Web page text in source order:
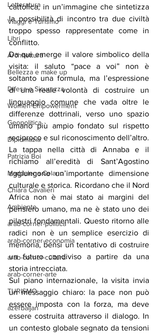
Letteratura
Viaggi e Turismo
Libri
Architettura
Bellezza e make up
Difesa e Sicurezza
Women Empowerment
Geopolitica
Diplomazia
Patrizia Boi
Maddalena Celano
Chiara Cavalieri
Ambiente
arab-corner-politica
arab-corner-economia
arab-corner-cultura
arab-corner-arte
TURISMO
azerbaijan
cattolica, in un’immagine che sintetizza
la possibilità di incontro tra due civiltà
troppo spesso rappresentate come in
conflitto.
Da qui emerge il valore simbolico della
visita: il saluto “pace a voi” non è
soltanto una formula, ma l’espressione
di una reale volontà di costruire un
linguaggio comune che vada oltre le
differenze dottrinali, verso uno spazio
umano più ampio fondato sul rispetto
reciproco e sul riconoscimento dell’altro.
La tappa nella città di Annaba e il
richiamo all’eredità di Sant’Agostino
aggiungono un’importante dimensione
culturale e storica. Ricordano che il Nord
Africa non è mai stato ai margini del
pensiero umano, ma ne è stato uno dei
pilastri fondamentali. Questo ritorno alle
radici non è un semplice esercizio di
memoria, bensì un tentativo di costruire
un futuro condiviso a partire da una
storia intrecciata.
Sul piano internazionale, la visita invia
un messaggio chiaro: la pace non può
essere imposta con la forza, ma deve
essere costruita attraverso il dialogo. In
un contesto globale segnato da tensioni